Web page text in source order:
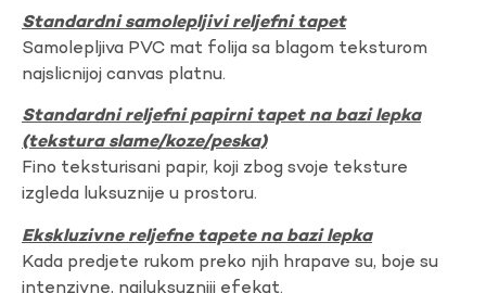
Standardni samolepljivi reljefni tapet
Samolepljiva PVC mat folija sa blagom teksturom
najslicnijoj canvas platnu.
Standardni reljefni papirni tapet na bazi lepka
(tekstura slame/koze/peska)
Fino teksturisani papir, koji zbog svoje teksture
izgleda luksuznije u prostoru.
Ekskluzivne reljefne tapete na bazi lepka
Kada predjete rukom preko njih hrapave su, boje su